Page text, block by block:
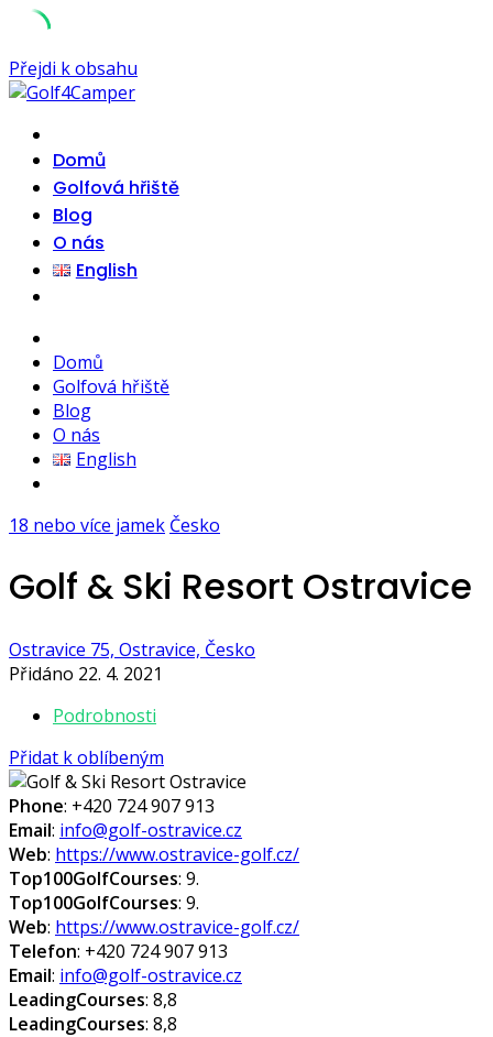
Přejdi k obsahu
Domů
Golfová hřiště
Blog
O nás
English
Domů
Golfová hřiště
Blog
O nás
English
18 nebo více jamek Česko
Golf & Ski Resort Ostravice
Ostravice 75, Ostravice, Česko
Přidáno 22. 4. 2021
Podrobnosti
Přidat k oblíbeným
Phone: +420 724 907 913
Email: info@golf-ostravice.cz
Web: https://www.ostravice-golf.cz/
Top100GolfCourses: 9.
Top100GolfCourses: 9.
Web: https://www.ostravice-golf.cz/
Telefon: +420 724 907 913
Email: info@golf-ostravice.cz
LeadingCourses: 8,8
LeadingCourses: 8,8